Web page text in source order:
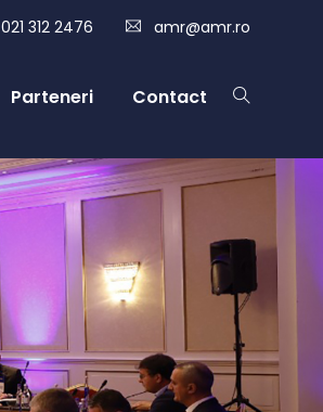
021 312 2476 amr@amr.ro
Parteneri Contact